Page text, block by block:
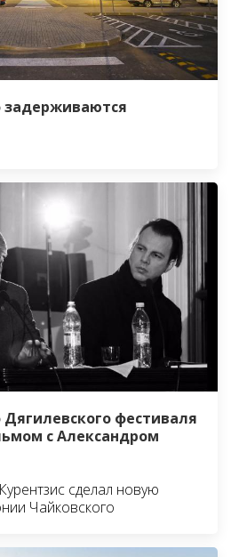
задерживаются
фестиваля
с Александром
сделал новую
Чайковского